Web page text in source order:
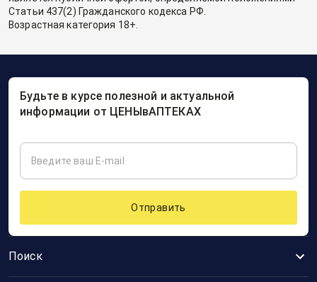
Статьи 437(2) Гражданского кодекса РФ.
Возрастная категория 18+.
Поиск
Будьте в курсе полезной и актуальной
информации от ЦЕНЫвАПТЕКАХ
Отправить